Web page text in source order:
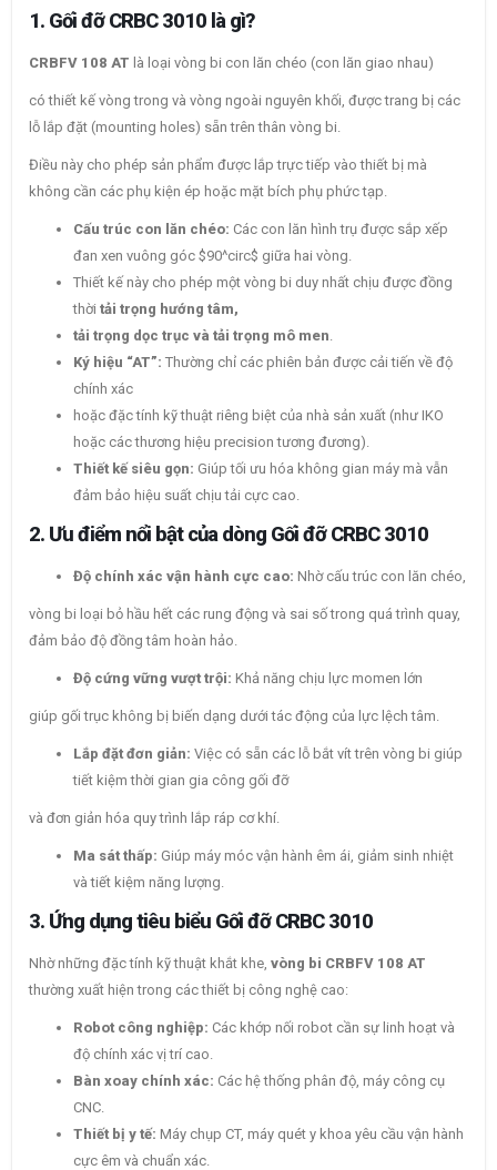
1. Gối đỡ CRBC 3010 là gì?
CRBFV 108 AT là loại vòng bi con lăn chéo (con lăn giao nhau)
có thiết kế vòng trong và vòng ngoài nguyên khối, được trang bị các
lỗ lắp đặt (mounting holes) sẵn trên thân vòng bi.
Điều này cho phép sản phẩm được lắp trực tiếp vào thiết bị mà
không cần các phụ kiện ép hoặc mặt bích phụ phức tạp.
Cấu trúc con lăn chéo: Các con lăn hình trụ được sắp xếp
đan xen vuông góc $90^circ$ giữa hai vòng.
Thiết kế này cho phép một vòng bi duy nhất chịu được đồng
thời tải trọng hướng tâm,
tải trọng dọc trục và tải trọng mô men.
Ký hiệu “AT”: Thường chỉ các phiên bản được cải tiến về độ
chính xác
hoặc đặc tính kỹ thuật riêng biệt của nhà sản xuất (như IKO
hoặc các thương hiệu precision tương đương).
Thiết kế siêu gọn: Giúp tối ưu hóa không gian máy mà vẫn
đảm bảo hiệu suất chịu tải cực cao.
2. Ưu điểm nổi bật của dòng Gối đỡ CRBC 3010
Độ chính xác vận hành cực cao: Nhờ cấu trúc con lăn chéo,
vòng bi loại bỏ hầu hết các rung động và sai số trong quá trình quay,
đảm bảo độ đồng tâm hoàn hảo.
Độ cứng vững vượt trội: Khả năng chịu lực momen lớn
giúp gối trục không bị biến dạng dưới tác động của lực lệch tâm.
Lắp đặt đơn giản: Việc có sẵn các lỗ bắt vít trên vòng bi giúp
tiết kiệm thời gian gia công gối đỡ
và đơn giản hóa quy trình lắp ráp cơ khí.
Ma sát thấp: Giúp máy móc vận hành êm ái, giảm sinh nhiệt
và tiết kiệm năng lượng.
3. Ứng dụng tiêu biểu Gối đỡ CRBC 3010
Nhờ những đặc tính kỹ thuật khắt khe, vòng bi CRBFV 108 AT
thường xuất hiện trong các thiết bị công nghệ cao:
Robot công nghiệp: Các khớp nối robot cần sự linh hoạt và
độ chính xác vị trí cao.
Bàn xoay chính xác: Các hệ thống phân độ, máy công cụ
CNC.
Thiết bị y tế: Máy chụp CT, máy quét y khoa yêu cầu vận hành
cực êm và chuẩn xác.